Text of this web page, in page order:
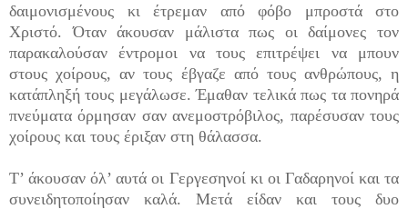
δαιμονισμένους κι έτρεμαν από φόβο μπροστά στο
Χριστό. Όταν άκουσαν μάλιστα πως οι δαίμονες τον
παρακαλούσαν έντρομοι να τους επιτρέψει να μπουν
στους χοίρους, αν τους έβγαζε από τους ανθρώπους, η
κατάπληξή τους μεγάλωσε. Έμαθαν τελικά πως τα πονηρά
πνεύματα όρμησαν σαν ανεμοστρόβιλος, παρέσυσαν τους
χοίρους και τους έριξαν στη θάλασσα.
Τ’ άκουσαν όλ’ αυτά οι Γεργεσηνοί κι οι Γαδαρηνοί και τα
συνειδητοποίησαν καλά. Μετά είδαν και τους δυο